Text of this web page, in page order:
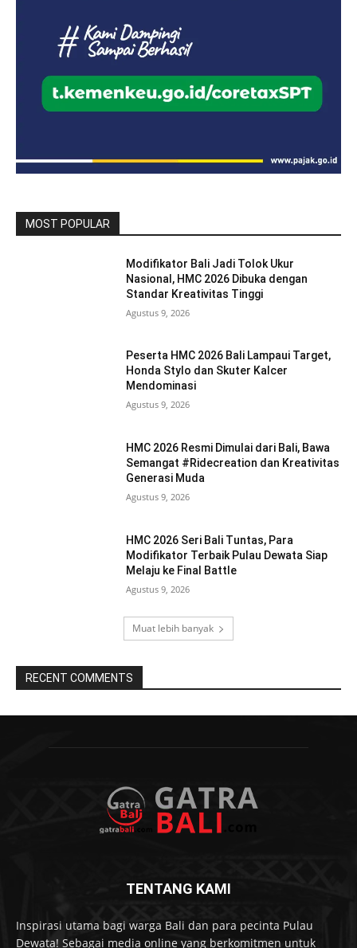
MOST POPULAR
Modifikator Bali Jadi Tolok Ukur
Nasional, HMC 2026 Dibuka dengan
Standar Kreativitas Tinggi
Agustus 9, 2026
Peserta HMC 2026 Bali Lampaui Target,
Honda Stylo dan Skuter Kalcer
Mendominasi
Agustus 9, 2026
HMC 2026 Resmi Dimulai dari Bali, Bawa
Semangat #Ridecreation dan Kreativitas
Generasi Muda
Agustus 9, 2026
HMC 2026 Seri Bali Tuntas, Para
Modifikator Terbaik Pulau Dewata Siap
Melaju ke Final Battle
Agustus 9, 2026
Muat lebih banyak
RECENT COMMENTS
TENTANG KAMI
Inspirasi utama bagi warga Bali dan para pecinta Pulau
Dewata! Sebagai media online yang berkomitmen untuk